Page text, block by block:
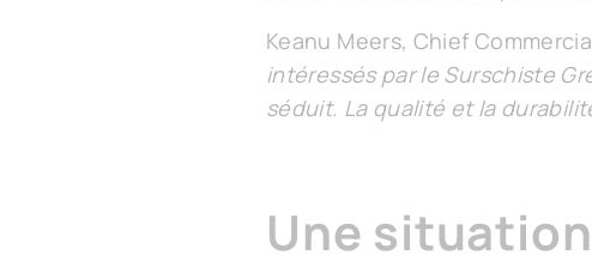
Keanu Meers, Chief
intéressés par le Surschiste
séduit. La qualité et la
Une